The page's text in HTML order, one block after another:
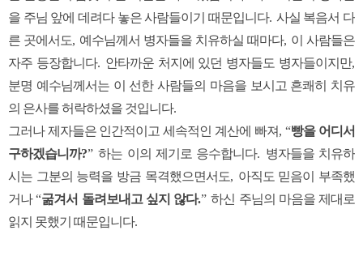
을 주님 앞에 데려다 놓은 사람들이기 때문입니다. 사실 복음서 다
른 곳에서도, 예수님께서 병자들을 치유하실 때마다, 이 사람들은
자주 등장합니다. 안타까운 처지에 있던 병자들도 병자들이지만,
분명 예수님께서는 이 선한 사람들의 마음을 보시고 흔쾌히 치유
의 은사를 허락하셨을 것입니다.
그러나 제자들은 인간적이고 세속적인 계산에 빠져, “빵을 어디서
구하겠습니까?”하는 이의 제기로 응수합니다. 병자들을 치유하
시는 그분의 능력을 방금 목격했으면서도, 아직도 믿음이 부족했
거나“굶겨서 돌려보내고 싶지 않다.”하신 주님의 마음을 제대로
읽지 못했기 때문입니다.